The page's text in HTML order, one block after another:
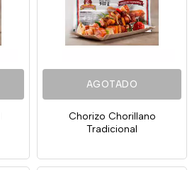
AGOTADO
Chorizo Chorillano
Tradicional